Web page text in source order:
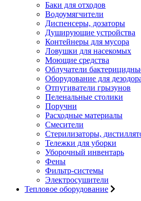
Баки для отходов
Водоумягчители
Диспенсеры, дозаторы
Душирующие устройства
Контейнеры для мусора
Ловушки для насекомых
Моющие средства
Облучатели
Оборудование для
Отпугиватели грызунов
Пеленальные столики
Поручни
Расходные материалы
Смесители
Стерилизаторы,
Тележки для уборки
Уборочный инвентарь
Фены
Фильтр-системы
Электросушители
Тепловое оборудование